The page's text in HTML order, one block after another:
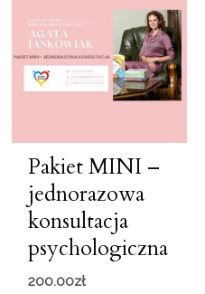
Pakiet MINI –
jednorazowa
konsultacja
psychologiczna
200.00zł